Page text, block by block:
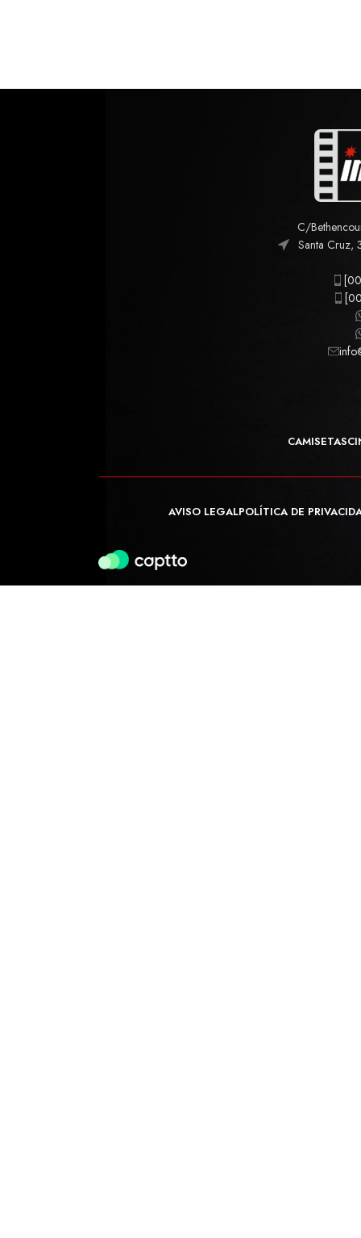
C/
Santa Cruz,
CAMISETAS
AVISO LEGALPOLÍTICA DE